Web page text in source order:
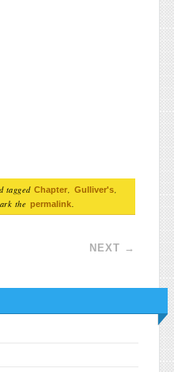
tagged Chapter, Gulliver's,
the permalink.
NEXT →